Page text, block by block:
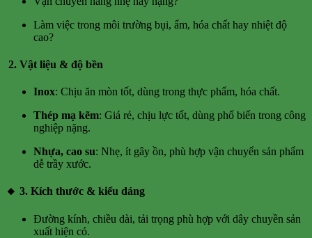
Làm việc trong môi trường bụi, ẩm, hóa chất hay nhiệt độ
cao?
2. Vật liệu & độ bền
Inox: Chịu ăn mòn tốt, dùng trong thực phẩm, hóa chất.
Thép mạ kẽm: Giá rẻ, chịu lực tốt, dùng phổ biến trong công
nghiệp nặng.
Nhựa, cao su: Nhẹ, ít gây ồn, phù hợp vận chuyển sản phẩm
dễ trầy xước.
🔸 3. Kích thước & kiểu dáng
Đường kính, chiều dài, tải trọng phù hợp với dây chuyền sản
xuất hiện có.